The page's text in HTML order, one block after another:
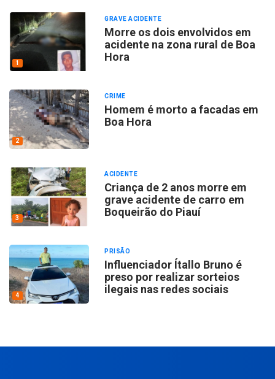
1
GRAVE ACIDENTE
Morre os dois envolvidos em
acidente na zona rural de Boa
Hora
2
CRIME
Homem é morto a facadas em
Boa Hora
3
ACIDENTE
Criança de 2 anos morre em
grave acidente de carro em
Boqueirão do Piauí
4
PRISÃO
Influenciador Ítallo Bruno é
preso por realizar sorteios
ilegais nas redes sociais